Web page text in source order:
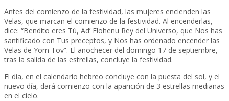
Antes del comienzo de la festividad, las mujeres encienden las
Velas, que marcan el comienzo de la festividad. Al encenderlas,
dice: “Bendito eres Tú, Ad’ Elohenu Rey del Universo, que Nos has
santificado con Tus preceptos, y Nos has ordenado encender las
Velas de Yom Tov”. El anochecer del domingo 17 de septiembre,
tras la salida de las estrellas, concluye la festividad.
El día, en el calendario hebreo concluye con la puesta del sol, y el
nuevo día, dará comienzo con la aparición de 3 estrellas medianas
en el cielo.